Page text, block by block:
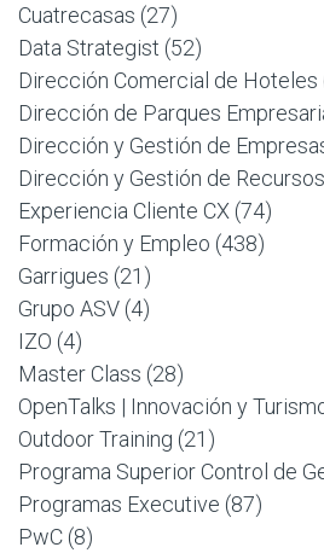
Cuatrecasas (27)
Data Strategist (52)
Dirección Comercial de Hoteles
Dirección de Parques
Dirección y Gestión de
Dirección y Gestión de
Experiencia Cliente CX (74)
Formación y Empleo (438)
Garrigues (21)
Grupo ASV (4)
IZO (4)
Master Class (28)
OpenTalks | Innovación y
Outdoor Training (21)
Programa Superior Control de
Programas Executive (87)
PwC (8)